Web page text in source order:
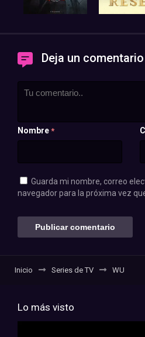
Deja un comentario
Nombre *
Guarda mi nombre, correo
navegador para la próxima vez
Inicio Series de TV WU
Lo más visto